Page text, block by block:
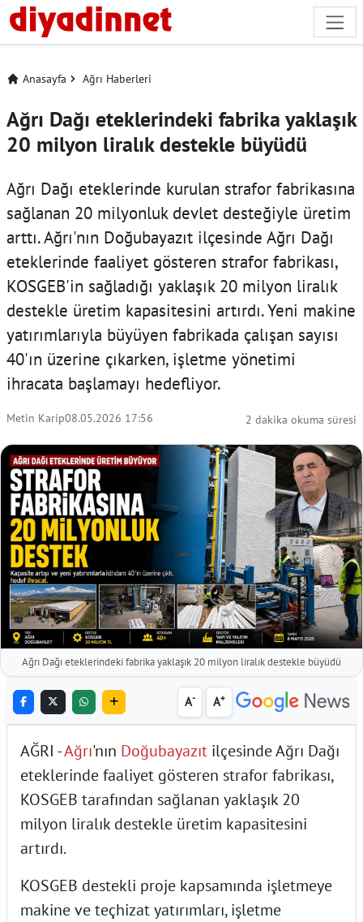
Anasayfa Ağrı Haberleri
Ağrı Dağı eteklerindeki fabrika yaklaşık
20 milyon liralık destekle büyüdü
Ağrı Dağı eteklerinde kurulan strafor fabrikasına
sağlanan 20 milyonluk devlet desteğiyle üretim
arttı. Ağrı'nın Doğubayazıt ilçesinde Ağrı Dağı
eteklerinde faaliyet gösteren strafor fabrikası,
KOSGEB'in sağladığı yaklaşık 20 milyon liralık
destekle üretim kapasitesini artırdı. Yeni makine
yatırımlarıyla büyüyen fabrikada çalışan sayısı
40'ın üzerine çıkarken, işletme yönetimi
ihracata başlamayı hedefliyor.
Metin Karip08.05.2026 17:56 2 dakika okuma süresi
Ağrı Dağı eteklerindeki fabrika yaklaşık 20 milyon liralık destekle büyüdü
A- A+
AĞRI -Ağrı'nın Doğubayazıt ilçesinde Ağrı Dağı
eteklerinde faaliyet gösteren strafor fabrikası,
KOSGEB tarafından sağlanan yaklaşık 20
milyon liralık destekle üretim kapasitesini
artırdı.
KOSGEB destekli proje kapsamında işletmeye
makine ve teçhizat yatırımları, işletme